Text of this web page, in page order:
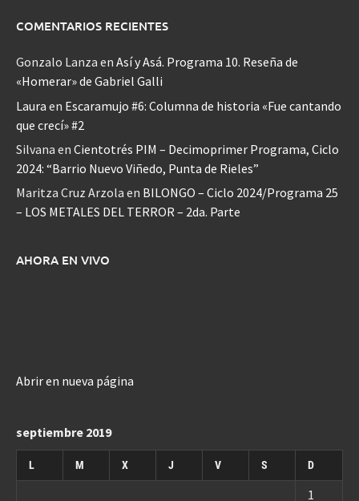
COMENTARIOS RECIENTES
Gonzalo Lanza en Así y Asá. Programa 10. Reseña de
«Homerar» de Gabriel Galli
Laura en Escaramujo #6: Columna de historia «Fue cantando
que crecí» #2
Silvana en Cientotrés PIM – Decimoprimer Programa, Ciclo
2024: “Barrio Nuevo Viñedo, Punta de Rieles”
Maritza Cruz Arzola en BILONGO – Ciclo 2024/Programa 25
– LOS METALES DEL TERROR – 2da. Parte
AHORA EN VIVO
Abrir en nueva página
septiembre 2019
L M X J V S D
1